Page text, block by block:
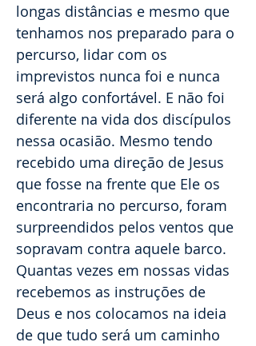
longas distâncias e mesmo que
tenhamos nos preparado para o
percurso, lidar com os
imprevistos nunca foi e nunca
será algo confortável. E não foi
diferente na vida dos discípulos
nessa ocasião. Mesmo tendo
recebido uma direção de Jesus
que fosse na frente que Ele os
encontraria no percurso, foram
surpreendidos pelos ventos que
sopravam contra aquele barco.
Quantas vezes em nossas vidas
recebemos as instruções de
Deus e nos colocamos na ideia
de que tudo será um caminho